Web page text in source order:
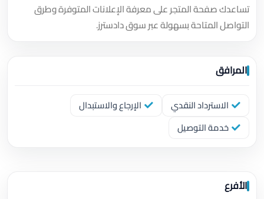
تساعدك صفحة المتجر على معرفة الإعلانات المتوفرة وطرق
التواصل المتاحة بسهولة عبر سوق دادسترز.
المرافق
الاسترداد النقدي
الإرجاع والاستبدال
خدمة التوصيل
الأفرع